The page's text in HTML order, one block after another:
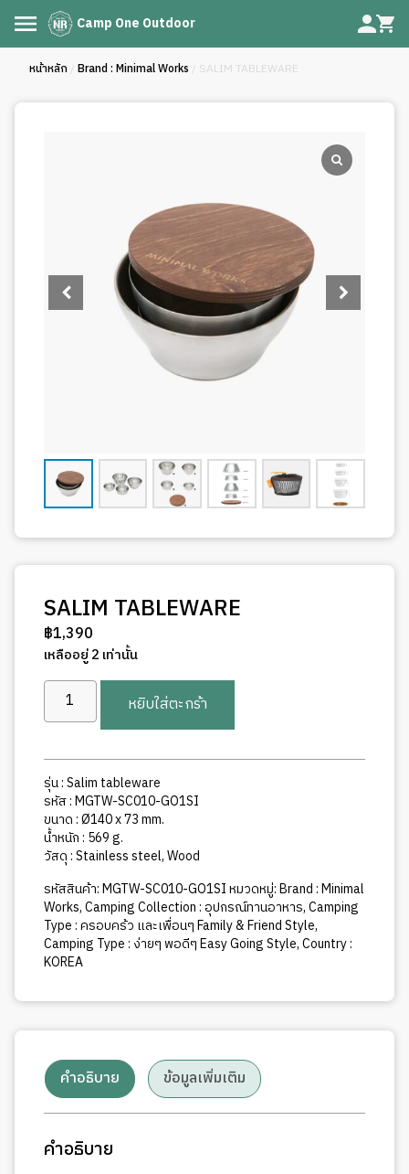
Camp One Outdoor
หน้าหลัก / Brand : Minimal Works / SALIM TABLEWARE
SALIM TABLEWARE
฿1,390
เหลืออยู่ 2 เท่านั้น
จำนวน
SALIM
TABLEWARE
ชิ้น
หยิบใส่ตะกร้า
รุ่น : Salim tableware
รหัส : MGTW-SC010-GO1SI
ขนาด : Ø140 x 73 mm.
น้ำหนัก : 569 g.
วัสดุ : Stainless steel, Wood
รหัสสินค้า:MGTW-SC010-GO1SIหมวดหมู่:Brand : Minimal
Works,Camping Collection : อุปกรณ์ทานอาหาร,Camping
Type : ครอบคร้ว และเพื่อนๆ Family & Friend Style,
Camping Type : ง่ายๆ พอดีๆ Easy Going Style,Country :
KOREA
คำอธิบาย ข้อมูลเพิ่มเติม
คำอธิบาย